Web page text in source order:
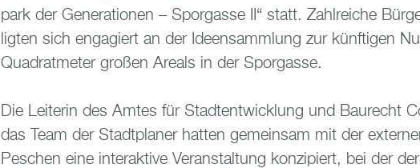
park der Ge­ne­ra­tio­nen – Spor­gas­se II“ statt. Zahl­rei­che
lig­ten sich en­ga­giert an der Ide­en­samm­lung zur künf­ti­gen
Qua­drat­me­ter gro­ßen Are­als in der Spor­gas­se.
Die Lei­te­rin des Amtes für Stadt­ent­wick­lung und Bau­recht
das Team der Stadt­pla­ner hat­ten ge­mein­sam mit der
Pe­schen eine in­ter­ak­ti­ve Ver­an­stal­tung kon­zi­piert, bei der